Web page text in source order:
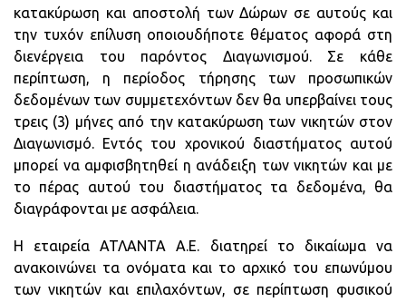
κατακύρωση και αποστολή των Δώρων σε αυτούς και
την τυχόν επίλυση οποιουδήποτε θέματος αφορά στη
διενέργεια του παρόντος Διαγωνισμού. Σε κάθε
περίπτωση, η περίοδος τήρησης των προσωπικών
δεδομένων των συμμετεχόντων δεν θα υπερβαίνει τους
τρεις (3) μήνες από την κατακύρωση των νικητών στον
Διαγωνισμό. Εντός του χρονικού διαστήματος αυτού
μπορεί να αμφισβητηθεί η ανάδειξη των νικητών και με
το πέρας αυτού του διαστήματος τα δεδομένα, θα
διαγράφονται με ασφάλεια.
Η εταιρεία ΑΤΛΑΝΤΑ Α.Ε. διατηρεί το δικαίωμα να
ανακοινώνει τα ονόματα και το αρχικό του επωνύμου
των νικητών και επιλαχόντων, σε περίπτωση φυσικού